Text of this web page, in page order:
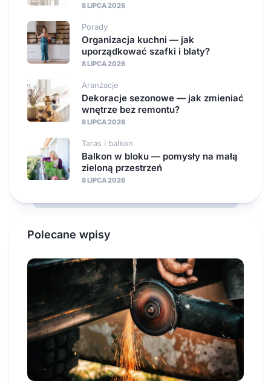
8 LIPCA 2026
Porady
Organizacja kuchni — jak
uporządkować szafki i blaty?
8 LIPCA 2026
Aranżacje
Dekoracje sezonowe — jak zmieniać
wnętrze bez remontu?
8 LIPCA 2026
Taras i balkon
Balkon w bloku — pomysły na małą
zieloną przestrzeń
8 LIPCA 2026
Polecane wpisy